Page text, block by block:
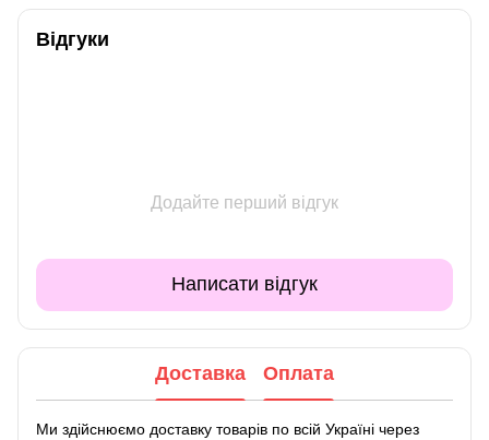
Відгуки
Додайте перший відгук
Написати відгук
Доставка Оплата
Ми здійснюємо доставку товарів по всій Україні через